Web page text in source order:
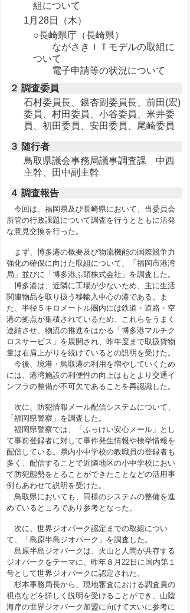
組について
1月28日（木）
○長崎県庁（長崎県）
ながさきＩＴモデルの取組に
ついて
電子申請等の状況について
２ 調査委員
石村委員長、銀杏副委員長、前田(宏)
委員、村田委員、小谷委員、米井委
員、初田委員、安田委員、尾崎委員
３ 随行者
鳥取県議会事務局議事調査課 中西
主幹、田中副主幹
４ 調査報告
今回は、福岡県及び長崎県において、当委員会
所管の行政課題について調査を行うとともに活発
な意見交換を行った。
まず、博多港の概要及び物流機能の国際競争力
強化の確保に向けた取組について、「福岡市港湾
局」並びに「博多港ふ頭株式会社」を調査した。
博多港は、近隣に工場が少ないため、主に生活
関連物品を取り扱う移輸入中心の港である。ま
た、半径５キロメートル圏内には鉄道・道路・空
港の拠点が集積されているため、これらをうまく
連結させ、物流の推進をはかる「博多港マルチク
ロスサービス」を展開され、昨年度まで取扱貨物
量は右肩上がりを続けているとの説明を受けた。
今後、境港・鳥取港の利用を増やしていくため
には、港湾施設の利便性の向上はもとより交通イ
ンフラの整備が不可欠であることを再認識した。
次に、防犯情報メール配信システムについて、
「福岡県警察」を調査した。
福岡県警察では、「ふっけい安心メール」とし
て事前登録者に対して事件発生情報や検挙情報を
配信している。県内小中学校の教職員の登録者も
多く、配信することで近隣地区の小中学校におい
て防犯態勢をとることができたことなどの活用事
例もあわせて説明を受けた。
鳥取県においても、同様のシステムの整備を進
めているところであり参考となった。
次に、世界ジオパーク認定までの取組につい
て、「島原半島ジオパーク」を調査した。
島原半島ジオパークは、火山と人間が共存する
ジオパークをテーマに、昨年８月22日に国内第１
号として世界ジオパークに認定された。
杉本事務局長から、現地審査における調査員の
視点などを詳しく説明を受けることができ、山陰
海岸の世界ジオパーク加盟に向けて大いに参考に